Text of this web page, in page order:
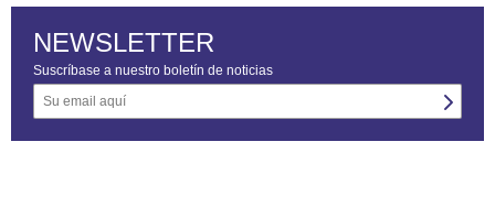
NEWSLETTER
Suscríbase a nuestro boletín de noticias